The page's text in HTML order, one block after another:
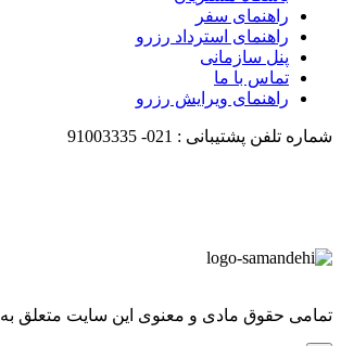
راهنمای سفر
راهنمای استرداد رزرو
پنل سازمانی
تماس با ما
راهنمای ویرایش رزرو
شماره تلفن پشتیبانی : 021-
91003335
تمامی حقوق مادی و معنوی این سایت متعلق به